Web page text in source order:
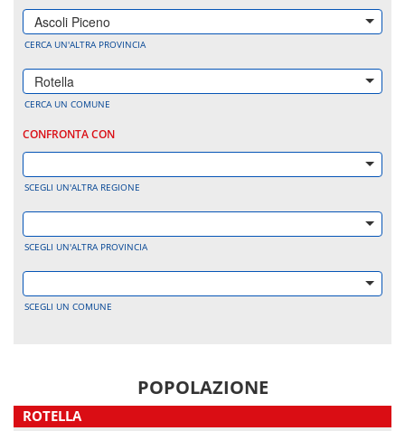
Ascoli Piceno
CERCA UN'ALTRA PROVINCIA
Rotella
CERCA UN COMUNE
CONFRONTA CON
SCEGLI UN'ALTRA REGIONE
SCEGLI UN'ALTRA PROVINCIA
SCEGLI UN COMUNE
POPOLAZIONE
ROTELLA